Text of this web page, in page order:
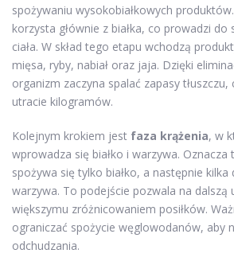
spożywaniu wysokobiałkowych
korzysta głównie z białka, co prowadzi
ciała. W skład tego etapu wchodzą
mięsa, ryby, nabiał oraz jaja. Dzięki
organizm zaczyna spalać zapasy
utracie kilogramów.
Kolejnym krokiem jest faza krążenia, w
wprowadza się białko i warzywa. Oznacza
spożywa się tylko białko, a następnie
warzywa. To podejście pozwala na dalszą
większymu zróżnicowaniem posiłków.
ograniczać spożycie węglowodanów, aby
odchudzania.